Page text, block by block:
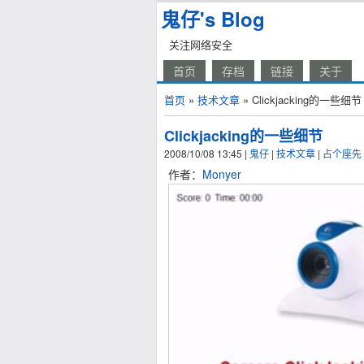
鬼仔's Blog
关注网络安全
首页 存档 链接 关于
首页 » 技术文章 » Clickjacking的一些细节
Clickjacking的一些细节
2008/10/08 13:45 | 鬼仔 | 技术文章 | 占个座先
作者： Monyer